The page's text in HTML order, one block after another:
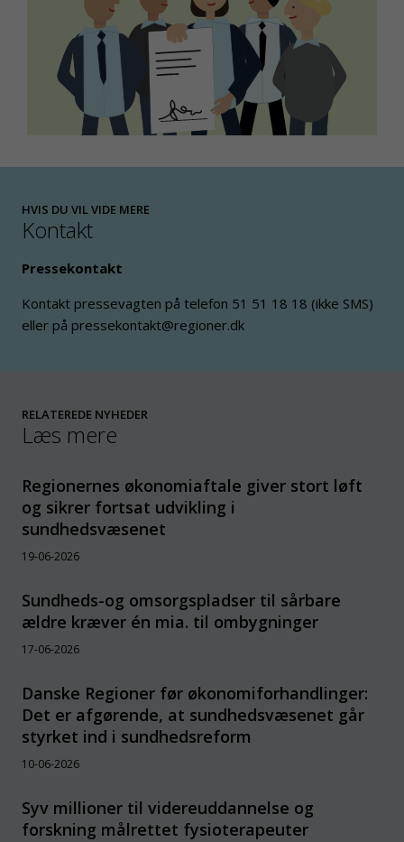
HVIS DU VIL VIDE MERE
Kontakt
Pressekontakt
Kontakt pressevagten på telefon 51 51 18 18 (ikke SMS)
eller på pressekontakt@regioner.dk
RELATEREDE NYHEDER
Læs mere
Regionernes økonomiaftale giver stort løft
og sikrer fortsat udvikling i
sundhedsvæsenet
19-06-2026
Sundheds-og omsorgspladser til sårbare
ældre kræver én mia. til ombygninger
17-06-2026
Danske Regioner før økonomiforhandlinger:
Det er afgørende, at sundhedsvæsenet går
styrket ind i sundhedsreform
10-06-2026
Syv millioner til videreuddannelse og
forskning målrettet fysioterapeuter